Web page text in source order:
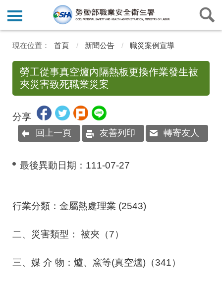
首頁 新聞公告 職災案例宣導
勞工從事真空爐內隔熱板更換作業發生被
夾災害致死職業災案
分享
回上一頁 友善列印 轉寄友人
最後異動日期： 111-07-27
行業分類：金屬熱處理業 (2543)
二、災害類型： 被夾（7）
三、媒 介 物：爐、窯等(真空爐) （341）